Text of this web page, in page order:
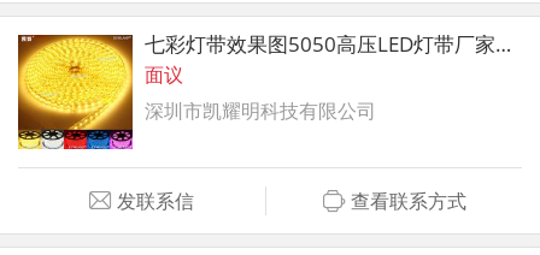
七彩灯带效果图5050高压LED灯带厂家直销
面议
深圳市凯耀明科技有限公司
发联系信 查看联系方式